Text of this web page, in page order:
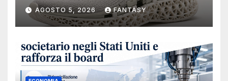
AGOSTO 5, 2026 FANTASY